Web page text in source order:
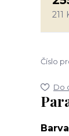
211
Číslo
Do
Barva